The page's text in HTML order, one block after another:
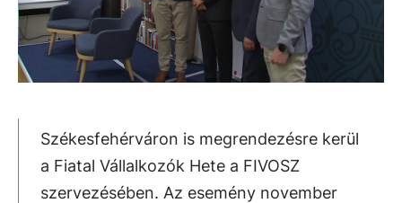
Székesfehérváron is megrendezésre kerül
a Fiatal Vállalkozók Hete a FIVOSZ
szervezésében. Az esemény november